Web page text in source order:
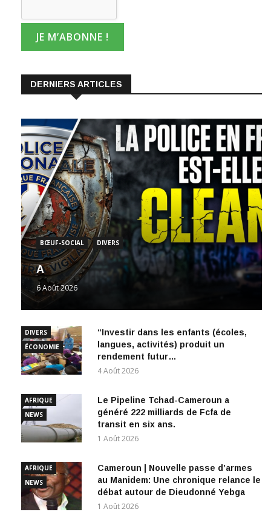
DERNIERS ARTICLES
BŒUF-SOCIAL DIVERS
A
6 Août 2026
DIVERS
ÉCONOMIE
“Investir dans les enfants (écoles,
langues, activités) produit un
rendement futur…
4 Août 2026
AFRIQUE
NEWS
Le Pipeline Tchad-Cameroun a
généré 222 milliards de Fcfa de
transit en six ans.
1 Août 2026
AFRIQUE
NEWS
Cameroun | Nouvelle passe d’armes
au Manidem: Une chronique relance le
débat autour de Dieudonné Yebga
1 Août 2026